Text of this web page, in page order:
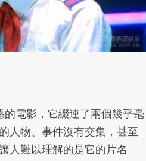
電影，它綴連了兩個幾乎毫
人物、事件沒有交集，甚至
人難以理解的是它的片名